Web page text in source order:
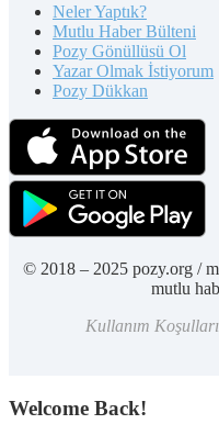
Neler Yaptık?
Mutlu Haber Bülteni
Pozy Gönüllüsü Ol
Yazar Olmak İstiyorum
Pozy Dükkan
© 2018 – 2025 pozy.org /
mutlu
Kullanım
Welcome Back!